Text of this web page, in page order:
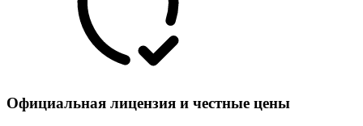
Официальная лицензия и честные цены